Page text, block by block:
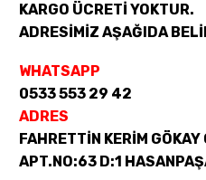
KARGO ÜCRETİ YOKTUR.
ADRESİMİZ AŞAĞIDA
WHATSAPP
0533 553 29 42
ADRES
FAHRETTİN KERİM
APT.NO:63 D:1